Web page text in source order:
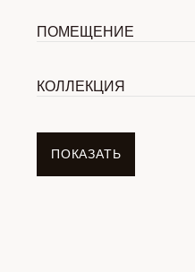
ПОМЕЩЕНИЕ
КОЛЛЕКЦИЯ